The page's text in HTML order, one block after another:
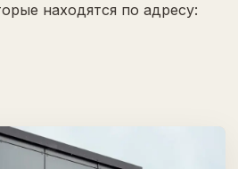
находятся по адресу: